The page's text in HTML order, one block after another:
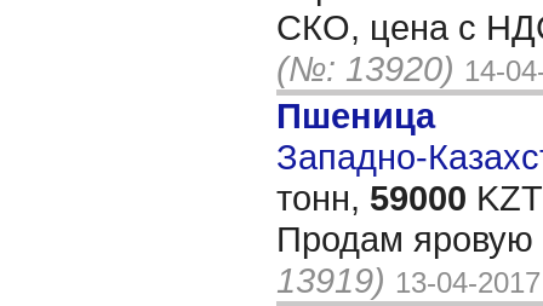
СКО, цена с
(№: 13920) 14-
Пшеница
Западно-
тонн, 59000
Продам
13919) 13-04-2017